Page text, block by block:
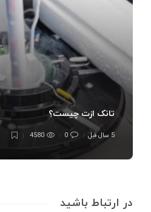
تانک ازت چیست؟
5 سال قبل 0
4580
در ارتباط باشید